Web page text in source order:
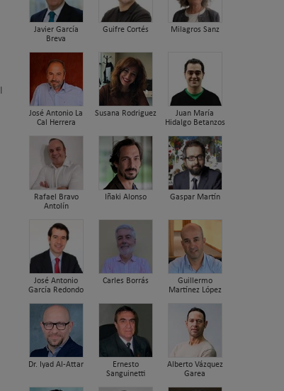
Javier García
Breva
Guifre Cortés Milagros Sanz
José Antonio La
Cal Herrera
Susana Rodriguez
Juan María
Hidalgo Betanzos
Rafael Bravo
Antolín
Iñaki Alonso Gaspar Martín
José Antonio
García Redondo
Carles Borrás
Guillermo
Martínez López
Dr. Iyad Al-Attar
Ernesto
Sanguinetti
Alberto Vázquez
Garea